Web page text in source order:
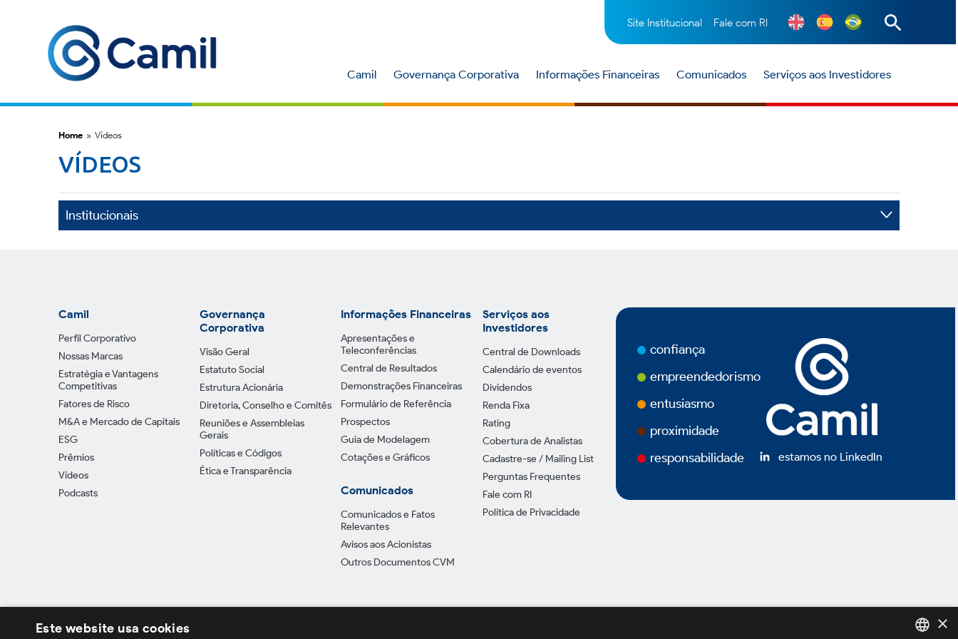
Site Institucional Fale com RI
Camil Governança Corporativa Informações Financeiras Comunicados Serviços aos Investidores
Home » Vídeos
VÍDEOS
Institucionais
Camil
Perfil Corporativo
Nossas Marcas
Estratégia e Vantagens
Competitivas
Fatores de Risco
M&A e Mercado de Capitais
ESG
Prêmios
Vídeos
Podcasts
Governança
Corporativa
Visão Geral
Estatuto Social
Estrutura Acionária
Diretoria, Conselho e Comitês
Reuniões e Assembleias
Gerais
Políticas e Códigos
Ética e Transparência
Informações Financeiras
Apresentações e
Teleconferências
Central de Resultados
Demonstrações Financeiras
Formulário de Referência
Prospectos
Guia de Modelagem
Cotações e Gráficos
Comunicados
Comunicados e Fatos
Relevantes
Avisos aos Acionistas
Outros Documentos CVM
Serviços aos
Investidores
Central de Downloads
Calendário de eventos
Dividendos
Renda Fixa
Rating
Cobertura de Analistas
Cadastre-se / Mailing List
Perguntas Frequentes
Fale com RI
Política de Privacidade
confiança
empreendedorismo
entusiasmo
proximidade
responsabilidade
estamos no LinkedIn
×
Este website usa cookies